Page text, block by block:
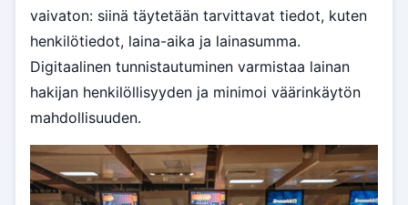
vaivaton: siinä täytetään tarvittavat tiedot, kuten
henkilötiedot, laina-aika ja lainasumma.
Digitaalinen tunnistautuminen varmistaa lainan
hakijan henkilöllisyyden ja minimoi väärinkäytön
mahdollisuuden.